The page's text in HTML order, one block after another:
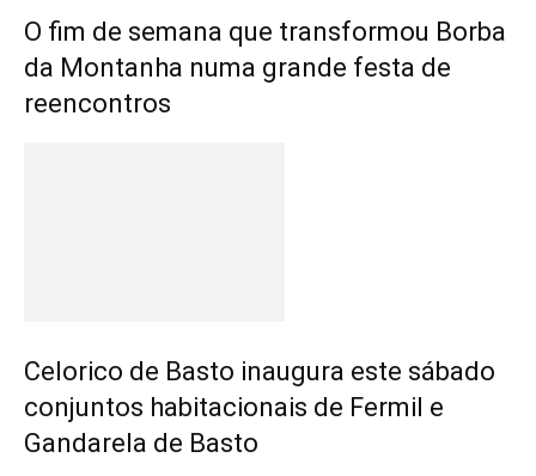
O fim de semana que transformou Borba
da Montanha numa grande festa de
reencontros
Celorico de Basto inaugura este sábado
conjuntos habitacionais de Fermil e
Gandarela de Basto